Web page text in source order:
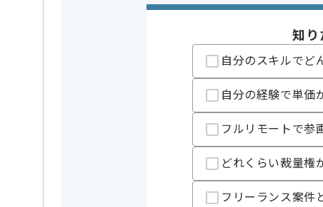
※上記に似た経験やスキルをお持ち
上流SEの経験を活かすことができます。
複数案件を保有している企業ですので、
経験豊富なメンバーと成長が出来る環境でございます。
スキルアップされたい方、長期的に参画されたい方に
知り
自分のスキルでど
自分の経験で単価
フルリモートで参
どれくらい裁量権
フリーランス案件